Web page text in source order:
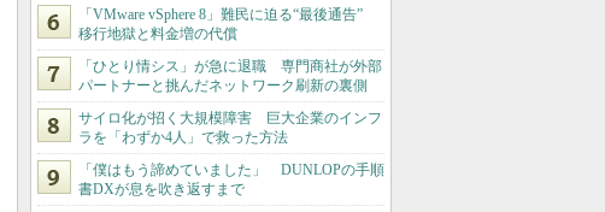
「VMware vSphere 8」難民に迫る“最後通告”
移行地獄と料金増の代償
「ひとり情シス」が急に退職 専門商社が外部
パートナーと挑んだネットワーク刷新の裏側
サイロ化が招く大規模障害 巨大企業のインフ
ラを「わずか4人」で救った方法
「僕はもう諦めていました」 DUNLOPの手順
書DXが息を吹き返すまで